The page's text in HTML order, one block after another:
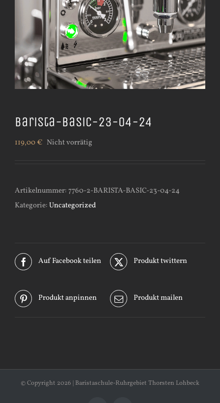
Barista-Basic-23-04-24
119,00€ Nicht vorrätig
Artikelnummer: 7760-2-BARISTA-BASIC-23-04-24
Kategorie:Uncategorized
Auf Facebook teilen Produkt twittern
Produkt anpinnen Produkt mailen
© Copyright 2026 | Baristaschule-Ruhrgebiet Thorsten Lohbeck